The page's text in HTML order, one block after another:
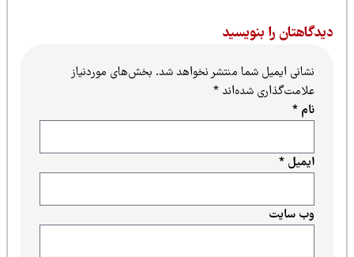
را بنویسید
نشانی ایمیل شما منتشر نخواهد شد.بخش‌های موردنیاز
علامت‌گذاری شده‌اند*
ایمیل*
وب‌ سایت